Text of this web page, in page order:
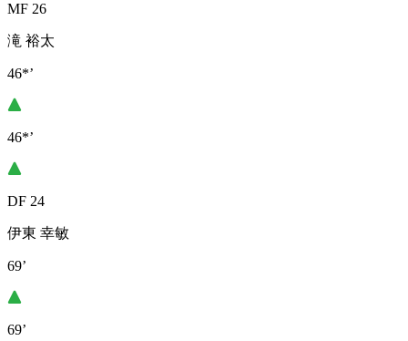
MF 26
滝 裕太
46*’
46*’
DF 24
伊東 幸敏
69’
69’